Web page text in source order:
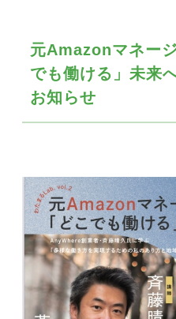
元Amazonマネー
でも働ける」未来
お知らせ